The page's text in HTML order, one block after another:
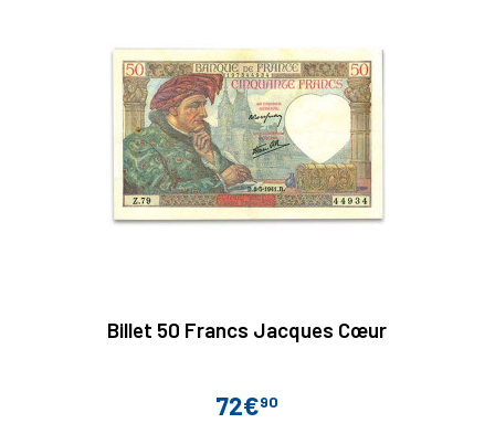
Billet 50 Francs Jacques Cœur
Prix
72€90